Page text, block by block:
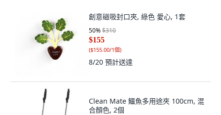
創意磁吸封口夾, 綠色 愛心, 1套
50%$310
$155
($155.00/1個)
8/20 預計送達
Clean Mate 鱷魚多用途夾 100cm, 混
合顏色, 2個